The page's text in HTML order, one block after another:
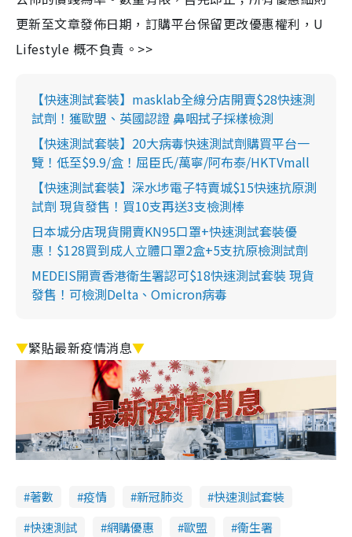
更新至文章發佈日期，訂購平台保留更改優惠權利，U
Lifestyle 概不負責。>>
【快速測試套裝】masklab全線分店開賣$28快速測
試劑！獲歐盟、英國認證 鼻咽拭子採樣檢測
【快速測試套裝】20大病毒快速測試劑購買平台一
覽！低至$9.9/盒！屈臣氏/萬寧/阿布泰/HKTVmall
【快速測試套裝】深水埗電子特賣城$15快速抗原測
試劑 現貨發售！買10支再送3支檢測棒
日本城分店現貨開賣KN95口罩+快速測試套裝優
惠！$128買到成人立體口罩2盒+5支抗原檢測試劑
MEDEIS開賣香港衛生署認可$18快速測試套裝 現貨
發售！可檢測Delta、Omicron病毒
▼緊貼最新疫情消息▼
著數 疫情 新冠肺炎
快速測試套裝
快速測試
網購優惠 歐盟
衞生署